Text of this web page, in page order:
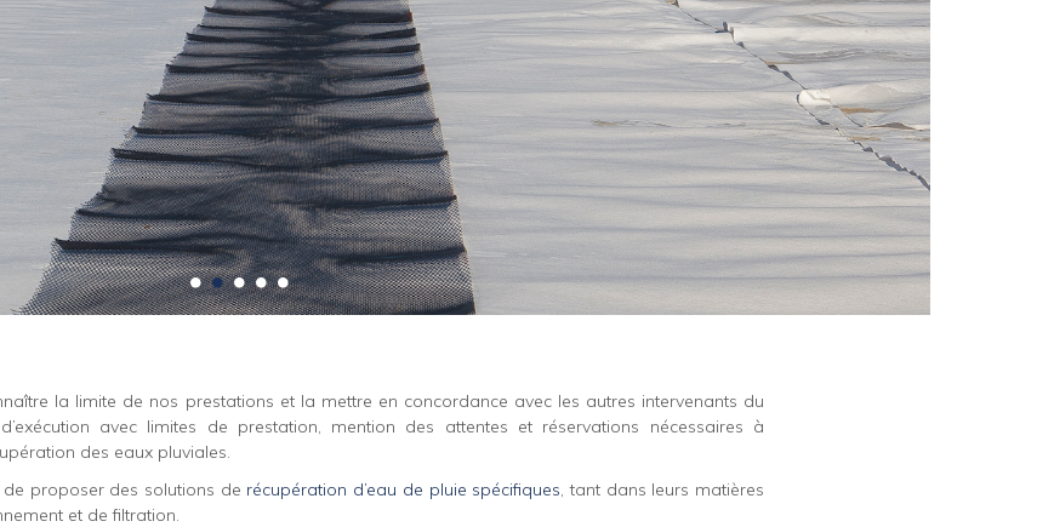
la limite de nos prestations et la mettre en concordance avec les autres intervenants du
avec limites de prestation, mention des attentes et réservations nécessaires à
des eaux pluviales.
proposer des solutions de récupération d’eau de pluie spécifiques, tant dans leurs matières
et de filtration.